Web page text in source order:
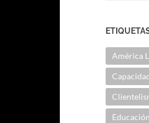
América
Educación